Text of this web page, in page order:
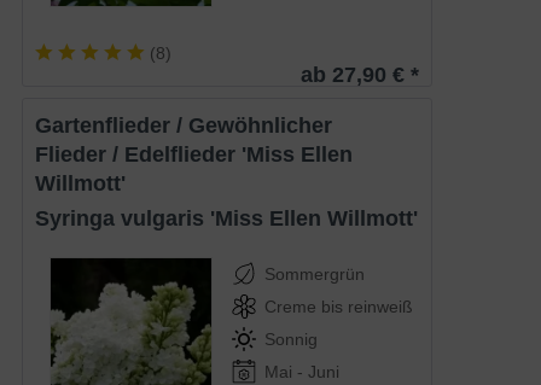
(8)
ab 27,90 € *
Gartenflieder / Gewöhnlicher
Flieder / Edelflieder 'Miss Ellen
Willmott'
Syringa vulgaris 'Miss Ellen Willmott'
Sommergrün
Creme bis reinweiß
Sonnig
Mai - Juni